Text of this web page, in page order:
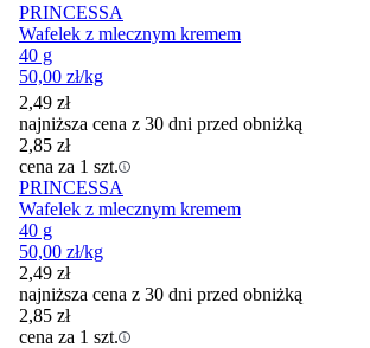
PRINCESSA
Wafelek z mlecznym kremem
40 g
50,00 zł/kg
2,49 zł
najniższa cena z 30 dni przed obniżką
2,85 zł
cena za 1 szt.
PRINCESSA
Wafelek z mlecznym kremem
40 g
50,00 zł/kg
2,49 zł
najniższa cena z 30 dni przed obniżką
2,85 zł
cena za 1 szt.